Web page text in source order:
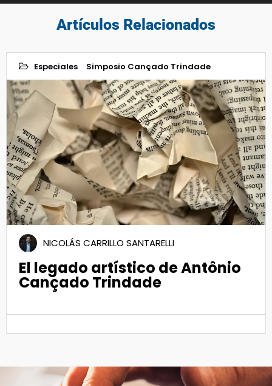
Artículos Relacionados
Especiales Simposio Cançado Trindade
30
May 2023
NICOLÁS CARRILLO SANTARELLI
El legado artístico de Antônio
Cançado Trindade